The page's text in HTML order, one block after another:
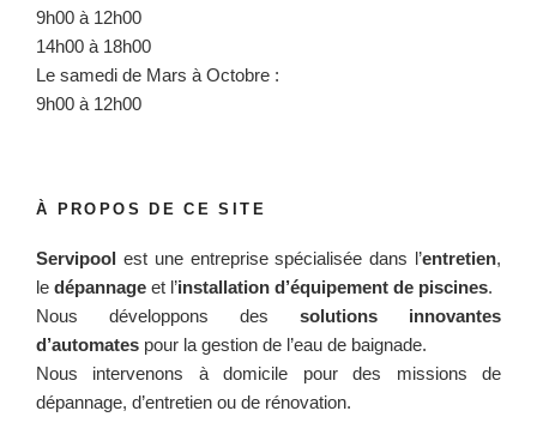
9h00 à 12h00
14h00 à 18h00
Le samedi de Mars à Octobre :
9h00 à 12h00
À PROPOS DE CE SITE
Servipool est une entreprise spécialisée dans l’entretien,
le dépannage et l’installation d’équipement de piscines.
Nous développons des solutions innovantes
d’automates pour la gestion de l’eau de baignade.
Nous intervenons à domicile pour des missions de
dépannage, d’entretien ou de rénovation.